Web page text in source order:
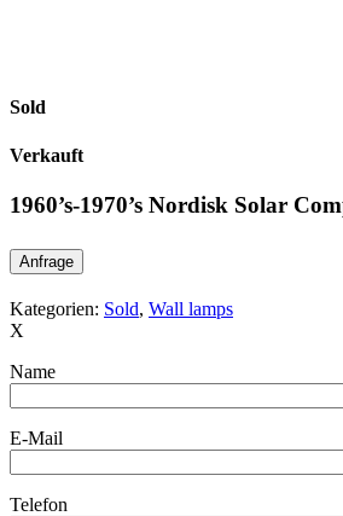
Sold
Verkauft
1960’s-1970’s Nordisk Solar
Anfrage
Kategorien: Sold, Wall lamps
X
Name
E-Mail
Telefon